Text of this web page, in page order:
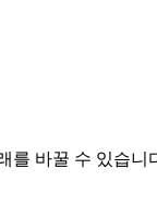
를 바꿀 수 있습니